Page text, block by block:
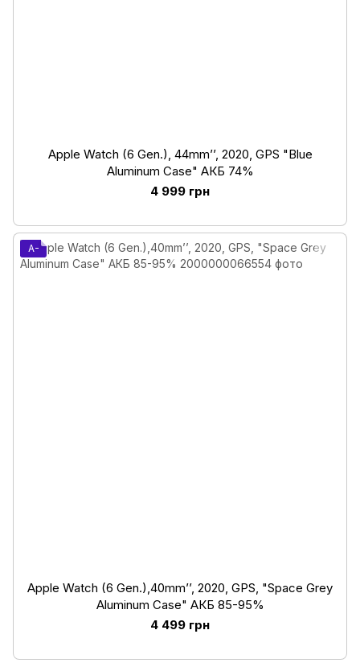
Apple Watch (6 Gen.), 44mm’’, 2020, GPS "Blue
Aluminum Case" АКБ 74%
4 999 грн
A-
Apple Watch (6 Gen.),40mm’’, 2020, GPS, "Space Grey
Aluminum Case" АКБ 85-95%
4 499 грн